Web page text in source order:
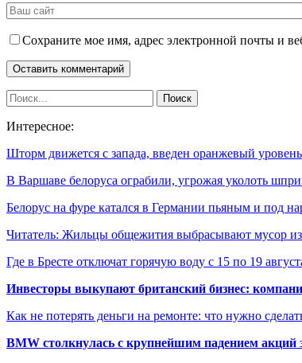
Сохраните мое имя, адрес электронной почты и
Интересное:
Шторм движется с запада, введен оранжевый
В Варшаве белоруса ограбили, угрожая уколоть
Белорус на фуре катался в Германии пьяным и под
Читатель: Жильцы общежития выбрасывают мусор
Где в Бресте отключат горячую воду с 15 по 19
Инвесторы выкупают британский бизнес:
Как не потерять деньги на ремонте: что нужно
BMW столкнулась с крупнейшим падением акций